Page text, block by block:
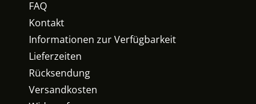
FAQ
Kontakt
Informationen zur Verfügbarkeit
Lieferzeiten
Rücksendung
Versandkosten